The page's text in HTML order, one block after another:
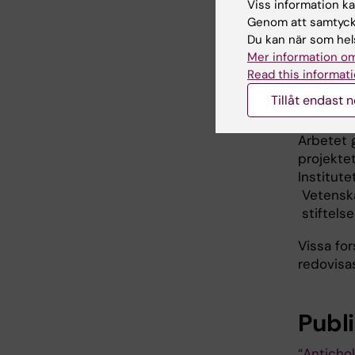
Hong Xu.
Arbetet
Vissa
Viss information
Genom att
Du kan när som
Mer information
Read this
Tillåt endast